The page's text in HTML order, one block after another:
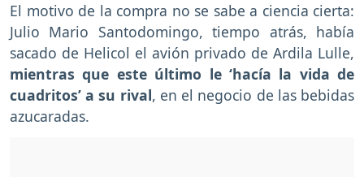
El motivo de la compra no se sabe a ciencia cierta:
Julio Mario Santodomingo, tiempo atrás, había
sacado de Helicol el avión privado de Ardila Lulle,
mientras que este último le ‘hacía la vida de
cuadritos’ a su rival, en el negocio de las bebidas
azucaradas.